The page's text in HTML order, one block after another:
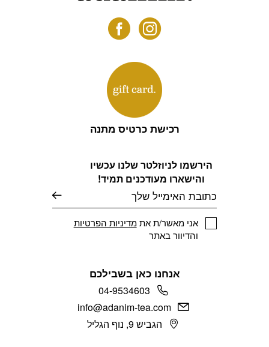
הירשמו לניוזלטר שלנו עכשיו
והישארו מעודכנים תמיד!
אני מאשר/ת אתמדיניות הפרטיות
והדיוור באתר
אנחנו כאן בשבילכם
04-9534603
info@adanim-tea.com
הגביש 9, נוף הגליל
רכישת כרטיס מתנה